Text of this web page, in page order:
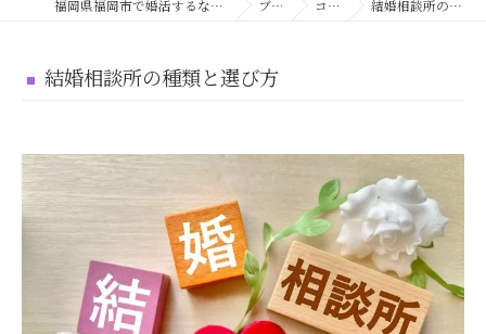
福岡県福岡市で婚活するなら結婚相談所テニシア ブログ コラム 結婚相談所の種類と選び方
結婚相談所の種類と選び方